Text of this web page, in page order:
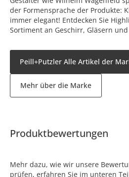
der Formensprache der Produkte:
immer elegant! Entdecken Sie
Sortiment an Geschirr, Gläsern
Peill+Putzler Alle Artikel der
Mehr über die Marke
Produktbewertungen
Mehr dazu, wie wir unsere
prüfen, erfahren Sie im unteren